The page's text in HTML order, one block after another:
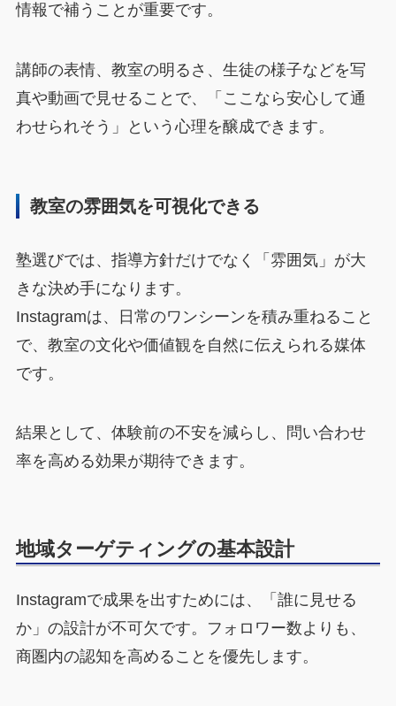
情報で補うことが重要です。
講師の表情、教室の明るさ、生徒の様子などを写
真や動画で見せることで、「ここなら安心して通
わせられそう」という心理を醸成できます。
教室の雰囲気を可視化できる
塾選びでは、指導方針だけでなく「雰囲気」が大
きな決め手になります。
Instagramは、日常のワンシーンを積み重ねること
で、教室の文化や価値観を自然に伝えられる媒体
です。
結果として、体験前の不安を減らし、問い合わせ
率を高める効果が期待できます。
地域ターゲティングの基本設計
Instagramで成果を出すためには、「誰に見せる
か」の設計が不可欠です。フォロワー数よりも、
商圏内の認知を高めることを優先します。